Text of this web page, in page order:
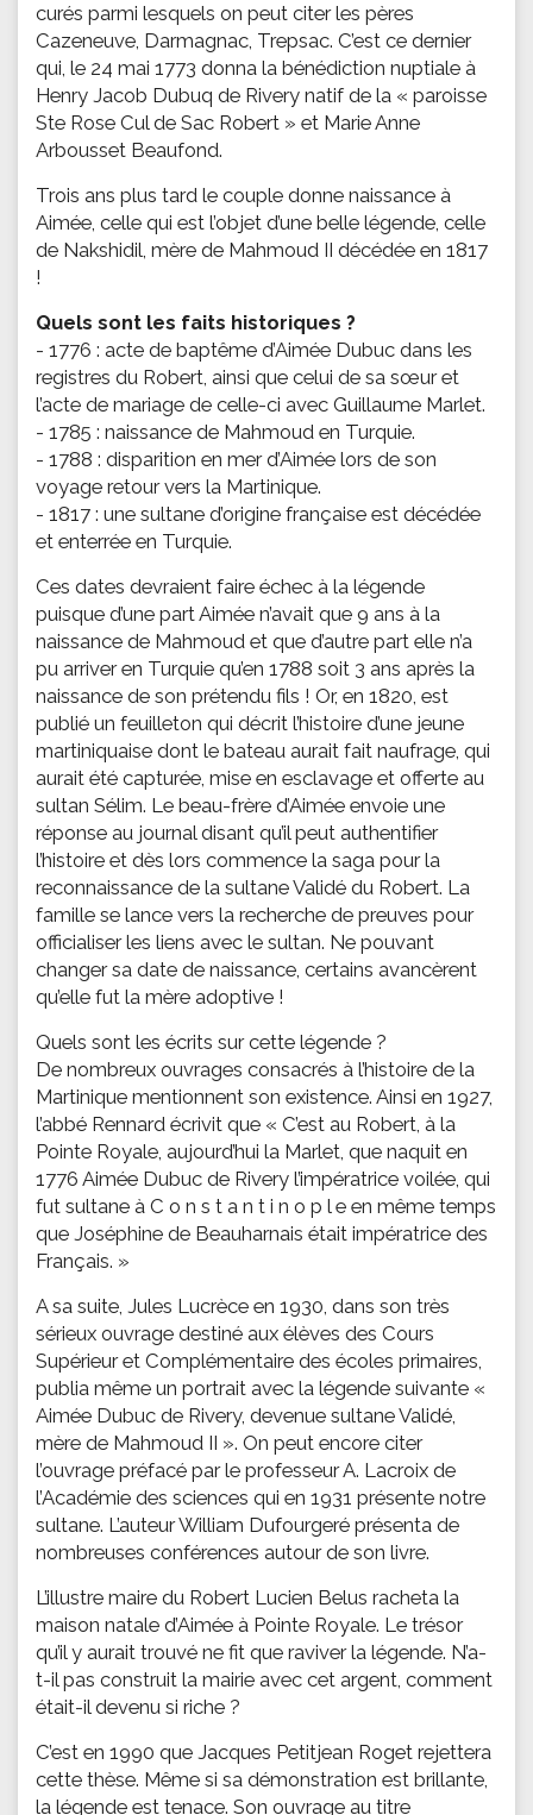
curés parmi lesquels on peut citer les pères
Cazeneuve, Darmagnac, Trepsac. C’est ce dernier
qui, le 24 mai 1773 donna la bénédiction nuptiale à
Henry Jacob Dubuq de Rivery natif de la « paroisse
Ste Rose Cul de Sac Robert » et Marie Anne
Arbousset Beaufond.
Trois ans plus tard le couple donne naissance à
Aimée, celle qui est l’objet d’une belle légende, celle
de Nakshidil, mère de Mahmoud II décédée en 1817
!
Quels sont les faits historiques ?
- 1776 : acte de baptême d’Aimée Dubuc dans les
registres du Robert, ainsi que celui de sa sœur et
l’acte de mariage de celle-ci avec Guillaume Marlet.
- 1785 : naissance de Mahmoud en Turquie.
- 1788 : disparition en mer d’Aimée lors de son
voyage retour vers la Martinique.
- 1817 : une sultane d’origine française est décédée
et enterrée en Turquie.
Ces dates devraient faire échec à la légende
puisque d’une part Aimée n’avait que 9 ans à la
naissance de Mahmoud et que d’autre part elle n’a
pu arriver en Turquie qu’en 1788 soit 3 ans après la
naissance de son prétendu fils ! Or, en 1820, est
publié un feuilleton qui décrit l’histoire d’une jeune
martiniquaise dont le bateau aurait fait naufrage, qui
aurait été capturée, mise en esclavage et offerte au
sultan Sélim. Le beau-frère d’Aimée envoie une
réponse au journal disant qu’il peut authentifier
l’histoire et dès lors commence la saga pour la
reconnaissance de la sultane Validé du Robert. La
famille se lance vers la recherche de preuves pour
officialiser les liens avec le sultan. Ne pouvant
changer sa date de naissance, certains avancèrent
qu’elle fut la mère adoptive !
Quels sont les écrits sur cette légende ?
De nombreux ouvrages consacrés à l’histoire de la
Martinique mentionnent son existence. Ainsi en 1927,
l’abbé Rennard écrivit que « C’est au Robert, à la
Pointe Royale, aujourd’hui la Marlet, que naquit en
1776 Aimée Dubuc de Rivery l’impératrice voilée, qui
fut sultane à C o n s t a n t i n o p l e en même temps
que Joséphine de Beauharnais était impératrice des
Français. »
A sa suite, Jules Lucrèce en 1930, dans son très
sérieux ouvrage destiné aux élèves des Cours
Supérieur et Complémentaire des écoles primaires,
publia même un portrait avec la légende suivante «
Aimée Dubuc de Rivery, devenue sultane Validé,
mère de Mahmoud II ». On peut encore citer
l’ouvrage préfacé par le professeur A. Lacroix de
l’Académie des sciences qui en 1931 présente notre
sultane. L’auteur William Dufourgeré présenta de
nombreuses conférences autour de son livre.
L’illustre maire du Robert Lucien Belus racheta la
maison natale d’Aimée à Pointe Royale. Le trésor
qu’il y aurait trouvé ne fit que raviver la légende. N’a-
t-il pas construit la mairie avec cet argent, comment
était-il devenu si riche ?
C’est en 1990 que Jacques Petitjean Roget rejettera
cette thèse. Même si sa démonstration est brillante,
la légende est tenace. Son ouvrage au titre